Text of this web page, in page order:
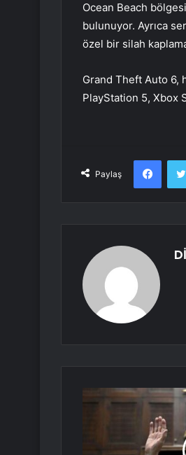
Ocean Beach
bulunuyor. Ayrıca
özel bir silah
​Grand Theft Auto 6,
PlayStation 5, Xbox
Paylaş